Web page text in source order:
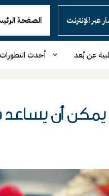
الصفحة عبر الإنترنت
أحدث التطورات عن بُعد
أن يساعد